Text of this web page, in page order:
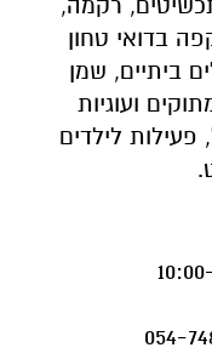
לילדים
כפרי המציג